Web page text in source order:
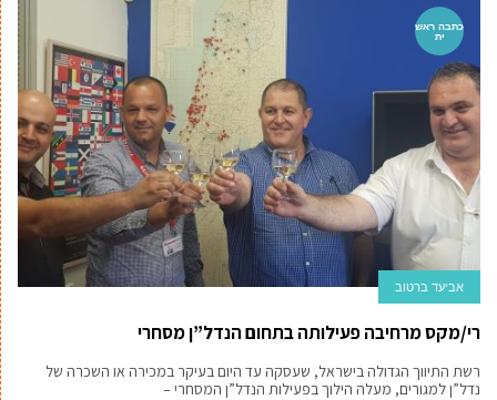
כתבה ראש
ית
אביעד ברטוב
רי/מקס מרחיבה פעילותה בתחום הנדל”ן מסחרי
רשת התיווך הגדולה בישראל, שעסקה עד היום בעיקר במכירה או השכרה של
נדל”ן למגורים, מעלה הילוך בפעילות הנדל”ן המסחרי –